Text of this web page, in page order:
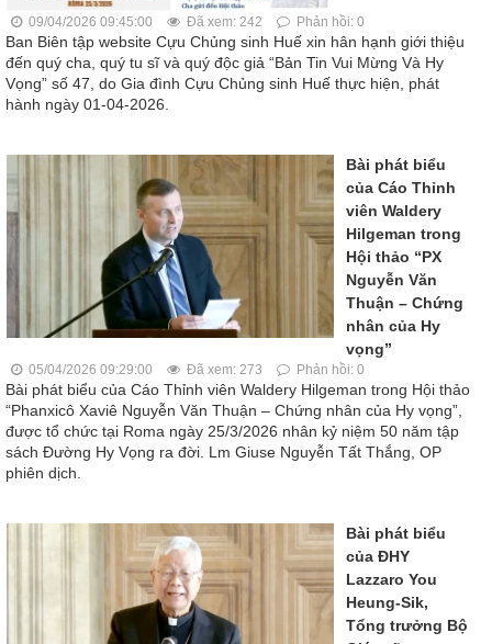
09/04/2026 09:45:00 Đã xem: 242 Phản hồi: 0
Ban Biên tập website Cựu Chủng sinh Huế xin hân hạnh giới thiệu
đến quý cha, quý tu sĩ và quý độc giả “Bản Tin Vui Mừng Và Hy
Vọng” số 47, do Gia đình Cựu Chủng sinh Huế thực hiện, phát
hành ngày 01-04-2026.
Bài phát biểu
của Cáo Thỉnh
viên Waldery
Hilgeman trong
Hội thảo “PX
Nguyễn Văn
Thuận – Chứng
nhân của Hy
vọng”
05/04/2026 09:29:00 Đã xem: 273 Phản hồi: 0
Bài phát biểu của Cáo Thỉnh viên Waldery Hilgeman trong Hội thảo
“Phanxicô Xaviê Nguyễn Văn Thuận – Chứng nhân của Hy vọng”,
được tổ chức tại Roma ngày 25/3/2026 nhân kỷ niệm 50 năm tập
sách Đường Hy Vọng ra đời. Lm Giuse Nguyễn Tất Thắng, OP
phiên dịch.
Bài phát biểu
của ĐHY
Lazzaro You
Heung-Sik,
Tổng trưởng Bộ